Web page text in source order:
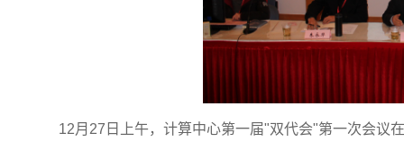
12月 27 日
上午，计算中心第一届"双代会"第一次会议在